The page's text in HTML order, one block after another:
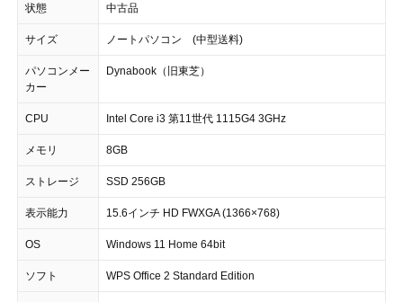
状態 中古品
サイズ ノートパソコン (中型送料)
パソコンメー
カー
Dynabook（旧東芝）
CPU Intel Core i3 第11世代 1115G4 3GHz
メモリ 8GB
ストレージ SSD 256GB
表示能力 15.6インチ HD FWXGA (1366×768)
OS Windows 11 Home 64bit
ソフト WPS Office 2 Standard Edition